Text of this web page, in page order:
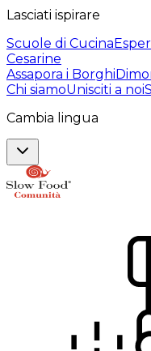
Lasciati ispirare
Scuole di Cucina
Cesarine
Assapora i Borghi
Chi siamoUnisciti a noi
Cambia lingua